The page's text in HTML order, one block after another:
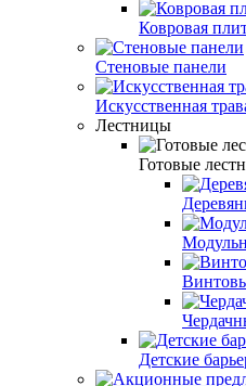
Ковровая
Стеновые панели
Искусственная
Лестницы
Готовые
Детские